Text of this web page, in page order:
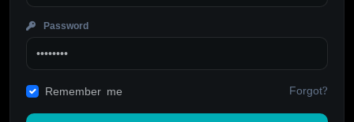
Password
Remember me Forgot?